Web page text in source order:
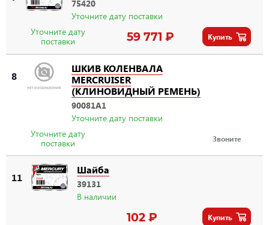
75420
Уточните дату поставки
Уточните дату
поставки
59 771 ₽ Купить
8
ШКИВ КОЛЕНВАЛА
MERCRUISER
(КЛИНОВИДНЫЙ РЕМЕНЬ)
90081A1
Уточните дату поставки
Уточните дату
поставки
Звоните
11
Шайба
39131
В наличии
102 ₽ Купить